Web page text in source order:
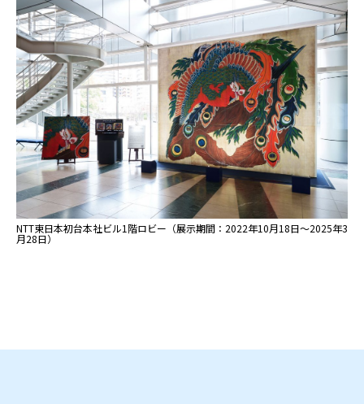
NTT東日本初台本社ビル1階ロビー（展示期間：2022年10月18日～2025年3
月28日）